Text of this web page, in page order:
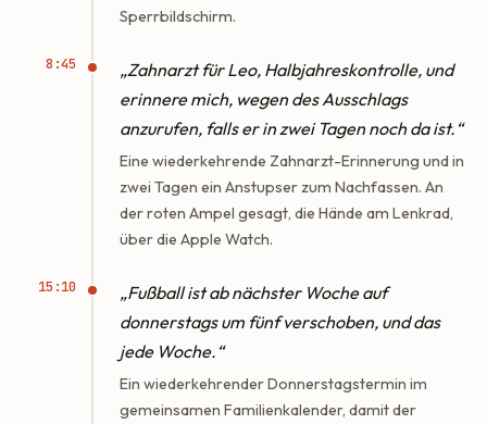
Sperrbildschirm.
8:45
„Zahnarzt für Leo, Halbjahreskontrolle, und
erinnere mich, wegen des Ausschlags
anzurufen, falls er in zwei Tagen noch da ist.“
Eine wiederkehrende Zahnarzt-Erinnerung und in
zwei Tagen ein Anstupser zum Nachfassen. An
der roten Ampel gesagt, die Hände am Lenkrad,
über die Apple Watch.
15:10
„Fußball ist ab nächster Woche auf
donnerstags um fünf verschoben, und das
jede Woche.“
Ein wiederkehrender Donnerstagstermin im
gemeinsamen Familienkalender, damit der